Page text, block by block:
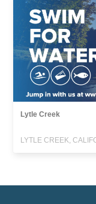
Lytle Creek
LYTLE CREEK,